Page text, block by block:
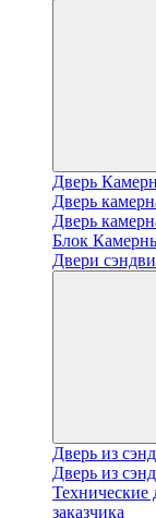
Дверь
Дверь
Дверь
Блок
Двери
Дверь из
Дверь из
Технические
заказчика